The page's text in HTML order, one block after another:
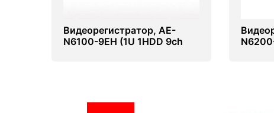
Видеорегистратор, AE-
N6100-9EH (1U 1HDD 9ch